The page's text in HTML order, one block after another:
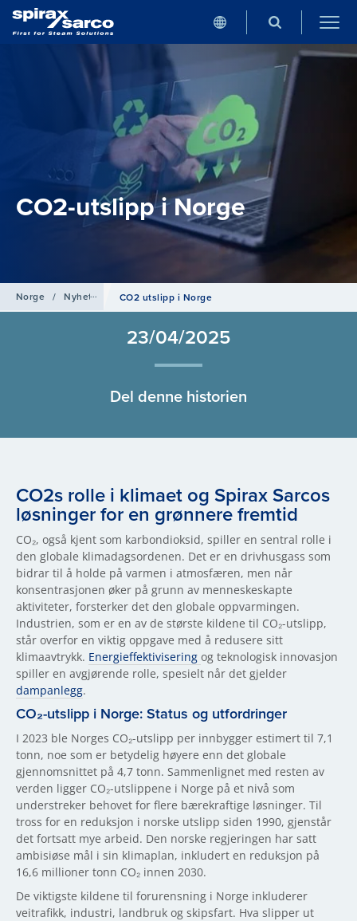
CO2-utslipp i Norge
Norge / Nyheter CO2 utslipp i Norge
23/04/2025
Del denne historien
CO2s rolle i klimaet og Spirax Sarcos
løsninger for en grønnere fremtid
CO₂, også kjent som karbondioksid, spiller en sentral rolle i
den globale klimadagsordenen. Det er en drivhusgass som
bidrar til å holde på varmen i atmosfæren, men når
konsentrasjonen øker på grunn av menneskeskapte
aktiviteter, forsterker det den globale oppvarmingen.
Industrien, som er en av de største kildene til CO₂-utslipp,
står overfor en viktig oppgave med å redusere sitt
klimaavtrykk. Energieffektivisering og teknologisk innovasjon
spiller en avgjørende rolle, spesielt når det gjelder
dampanlegg.
CO₂-utslipp i Norge: Status og utfordringer
I 2023 ble Norges CO₂-utslipp per innbygger estimert til 7,1
tonn, noe som er betydelig høyere enn det globale
gjennomsnittet på 4,7 tonn. Sammenlignet med resten av
verden ligger CO₂-utslippene i Norge på et nivå som
understreker behovet for flere bærekraftige løsninger. Til
tross for en reduksjon i norske utslipp siden 1990, gjenstår
det fortsatt mye arbeid. Den norske regjeringen har satt
ambisiøse mål i sin klimaplan, inkludert en reduksjon på
16,6 millioner tonn CO₂ innen 2030.
De viktigste kildene til forurensning i Norge inkluderer
veitrafikk, industri, landbruk og skipsfart. Hva slipper ut